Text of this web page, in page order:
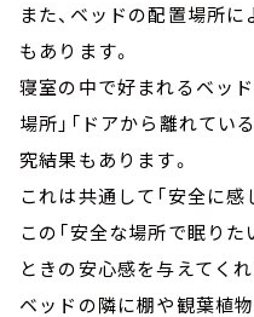
また、ベッドの配置場所
もあります。
寝室の中で好まれるベッ
場所」「ドアから離れてい
究結果もあります。
これは共通して「安全に感
この「安全な場所で眠りた
ときの安心感を与えてく
ベッドの隣に棚や観葉植